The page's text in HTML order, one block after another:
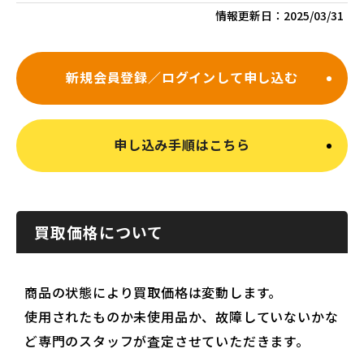
情報更新日： 2025/03/31
新規会員登録／ログインして申し込む
申し込み手順はこちら
買取価格について
商品の状態により買取価格は変動します。
使用されたものか未使用品か、故障していないかな
ど専門のスタッフが査定させていただきます。